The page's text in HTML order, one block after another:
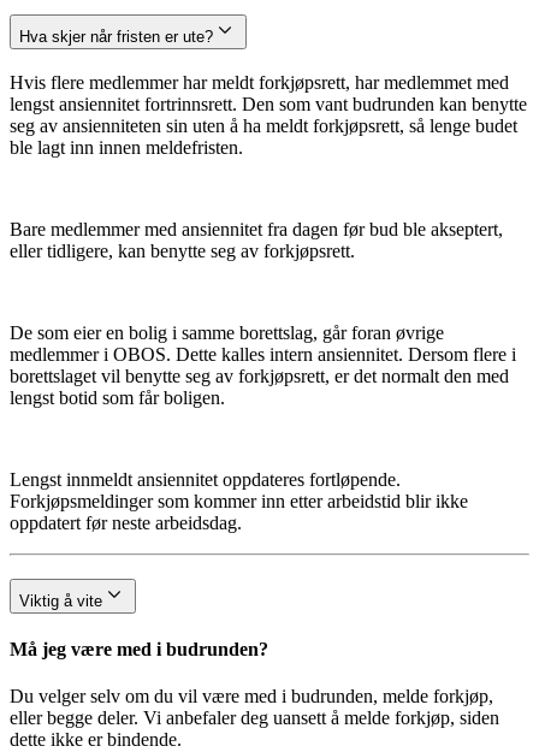
Hva skjer når fristen er ute?
Hvis flere medlemmer har meldt forkjøpsrett, har medlemmet med
lengst ansiennitet fortrinnsrett. Den som vant budrunden kan benytte
seg av ansienniteten sin uten å ha meldt forkjøpsrett, så lenge budet
ble lagt inn innen meldefristen.
Bare medlemmer med ansiennitet fra dagen før bud ble akseptert,
eller tidligere, kan benytte seg av forkjøpsrett.
De som eier en bolig i samme borettslag, går foran øvrige
medlemmer i OBOS. Dette kalles intern ansiennitet. Dersom flere i
borettslaget vil benytte seg av forkjøpsrett, er det normalt den med
lengst botid som får boligen.
Lengst innmeldt ansiennitet oppdateres fortløpende.
Forkjøpsmeldinger som kommer inn etter arbeidstid blir ikke
oppdatert før neste arbeidsdag.
Viktig å vite
Må jeg være med i budrunden?
Du velger selv om du vil være med i budrunden, melde forkjøp,
eller begge deler. Vi anbefaler deg uansett å melde forkjøp, siden
dette ikke er bindende.